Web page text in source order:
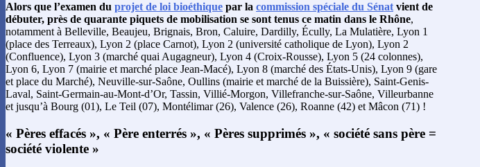
Alors que l’examen du projet de loi bioéthique par la commission spéciale du Sénatvient de
débuter, près de quarante piquets de mobilisation se sont tenus ce matin dans le Rhône,
notamment à Belleville, Beaujeu, Brignais, Bron, Caluire, Dardilly, Écully, La Mulatière, Lyon 1
(place des Terreaux), Lyon 2 (place Carnot), Lyon 2 (université catholique de Lyon), Lyon 2
(Confluence), Lyon 3 (marché quai Augagneur), Lyon 4 (Croix-Rousse), Lyon 5 (24 colonnes),
Lyon 6, Lyon 7 (mairie et marché place Jean-Macé), Lyon 8 (marché des États-Unis), Lyon 9 (gare
et place du Marché), Neuville-sur-Saône, Oullins (mairie et marché de la Buissière), Saint-Genis-
Laval, Saint-Germain-au-Mont-d’Or, Tassin, Villié-Morgon, Villefranche-sur-Saône, Villeurbanne
et jusqu’à Bourg (01), Le Teil (07), Montélimar (26), Valence (26), Roanne (42) et Mâcon (71) !
« Pères effacés », « Père enterrés », « Pères supprimés », « société sans père =
société violente »